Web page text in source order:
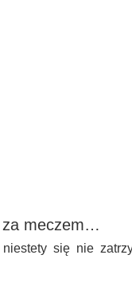
za meczem…
się nie